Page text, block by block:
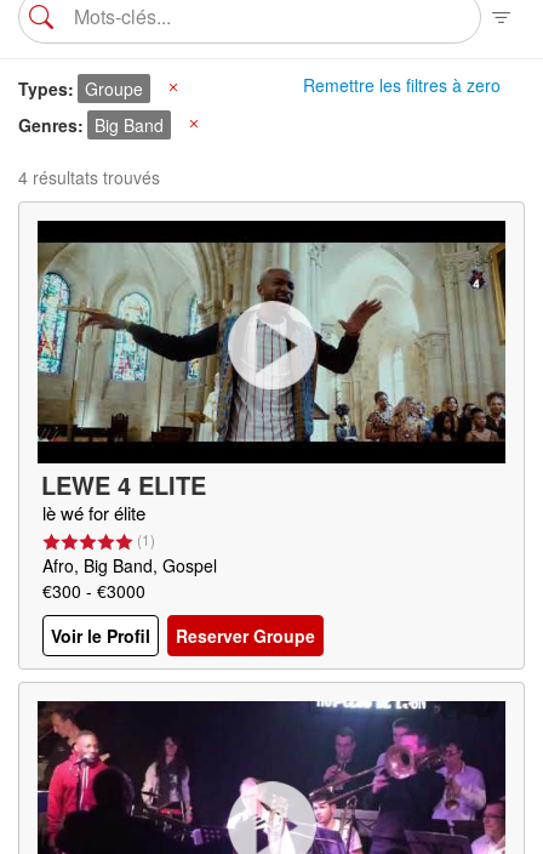
Remettre les filtres à zero
Types Groupe
Genres
Big Band
4 résultats trouvés
LEWE 4 ELITE
lè wé for élite
(1)
Afro, Big Band, Gospel
€300 - €3000
Voir le Profil
Reserver Groupe